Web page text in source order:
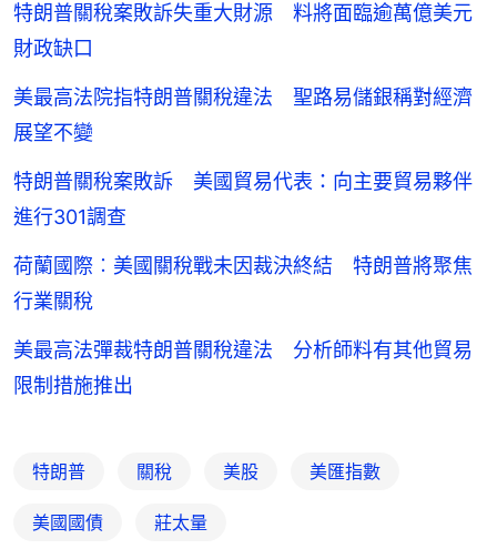
特朗普關稅案敗訴失重大財源 料將面臨逾萬億美元
財政缺口
美最高法院指特朗普關稅違法 聖路易儲銀稱對經濟
展望不變
特朗普關稅案敗訴 美國貿易代表：向主要貿易夥伴
進行301調查
荷蘭國際︰美國關稅戰未因裁決終結 特朗普將聚焦
行業關稅
美最高法彈裁特朗普關稅違法 分析師料有其他貿易
限制措施推出
特朗普 關稅 美股 美匯指數
美國國債 莊太量